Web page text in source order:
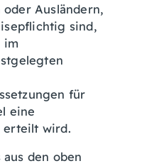
oder Ausländern,
sind,
im
für
eine
erteilt wird.
den oben